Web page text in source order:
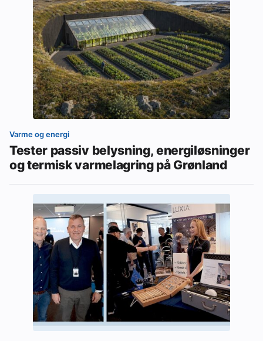
Varme og energi
Tester passiv belysning, energiløsninger
og termisk varmelagring på Grønland